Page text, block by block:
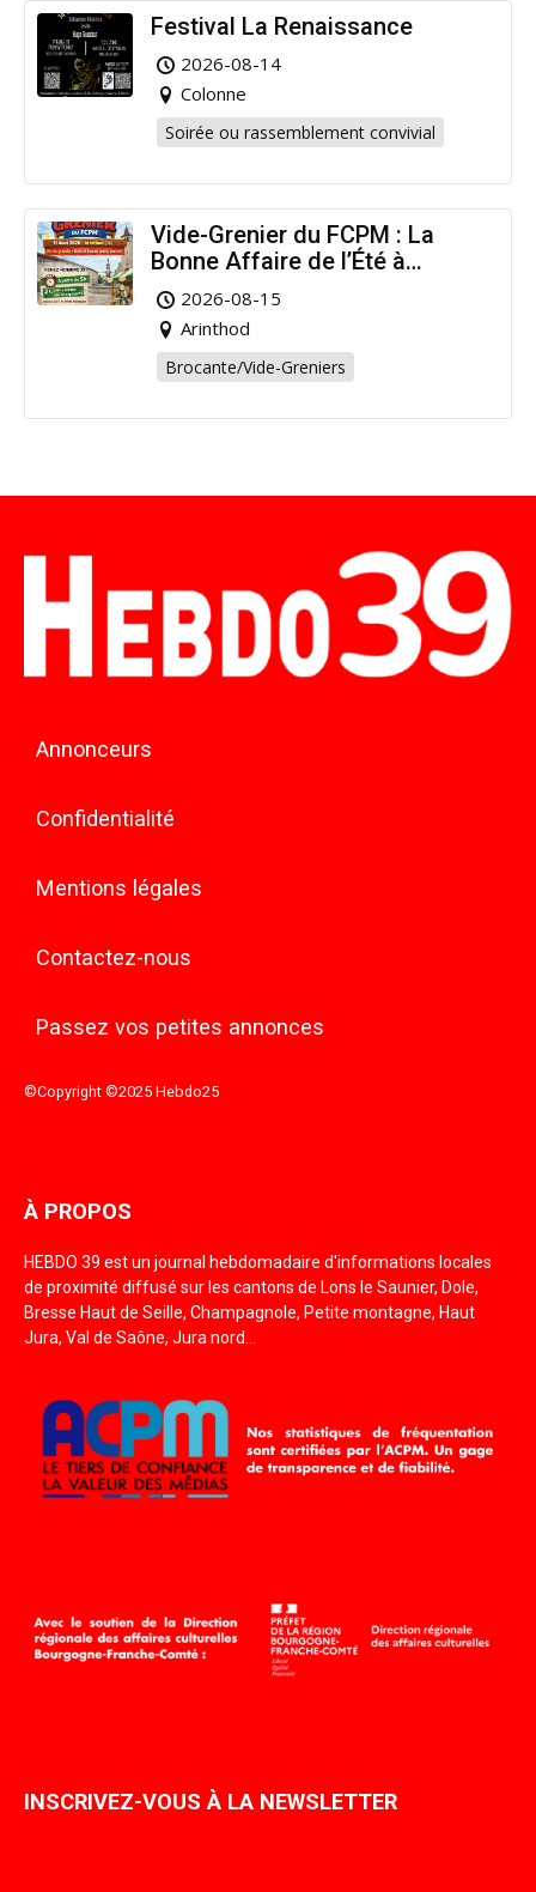
Festival La Renaissance
2026-08-14
Colonne
Soirée ou rassemblement convivial
Vide-Grenier du FCPM : La
Bonne Affaire de l’Été à
Arinthod !
2026-08-15
Arinthod
Brocante/Vide-Greniers